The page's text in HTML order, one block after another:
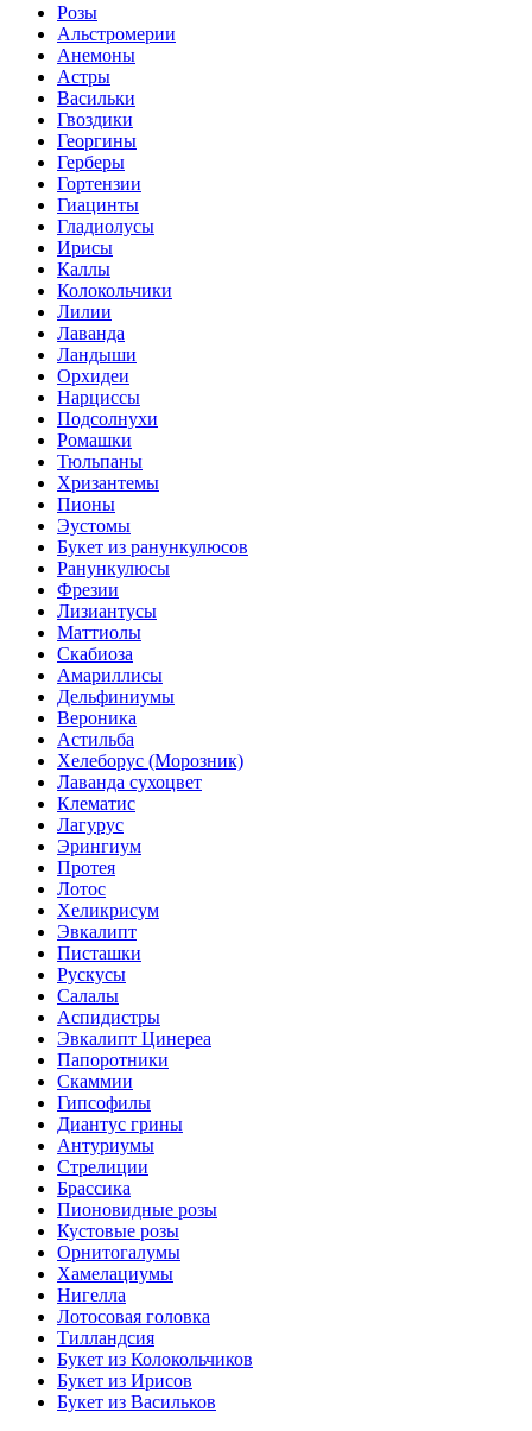
Розы
Альстромерии
Анемоны
Астры
Васильки
Гвоздики
Георгины
Герберы
Гортензии
Гиацинты
Гладиолусы
Ирисы
Каллы
Колокольчики
Лилии
Лаванда
Ландыши
Орхидеи
Нарциссы
Подсолнухи
Ромашки
Тюльпаны
Хризантемы
Пионы
Эустомы
Букет из ранункулюсов
Ранункулюсы
Фрезии
Лизиантусы
Маттиолы
Скабиоза
Амариллисы
Дельфиниумы
Вероника
Астильба
Хелеборус (Морозник)
Лаванда сухоцвет
Клематис
Лагурус
Эрингиум
Протея
Лотос
Хеликрисум
Эвкалипт
Писташки
Рускусы
Салалы
Аспидистры
Эвкалипт Цинереа
Папоротники
Скаммии
Гипсофилы
Диантус грины
Антуриумы
Стрелиции
Брассика
Пионовидные розы
Кустовые розы
Орнитогалумы
Хамелациумы
Нигелла
Лотосовая головка
Тилландсия
Букет из Колокольчиков
Букет из Ирисов
Букет из Васильков